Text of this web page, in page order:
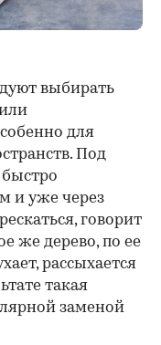
выбирать
для
Под
быстро
и уже через
говорит
же дерево, по ее
рассыхается
такая
заменой